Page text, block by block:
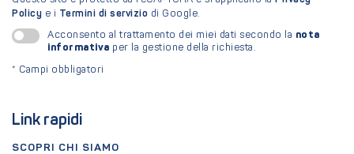
Link rapidi
SCOPRI CHI SIAMO
Policy e i Termini di servizio di Google.
Acconsento al trattamento dei miei dati secondo la nota
informativa per la gestione della richiesta.
* Campi obbligatori